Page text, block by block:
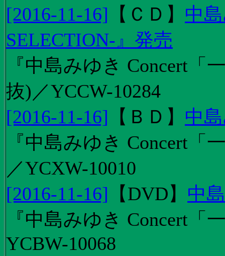
[2016-11-16] 【 ＣＤ 】 中
SELECTION-』発売
『中島みゆき Concert
抜)／YCCW-10284
[2016-11-16] 【 ＢＤ 】 中
『中島みゆき Concert
／YCXW-10010
[2016-11-16] 【DVD】 中
『中島みゆき Concert
YCBW-10068